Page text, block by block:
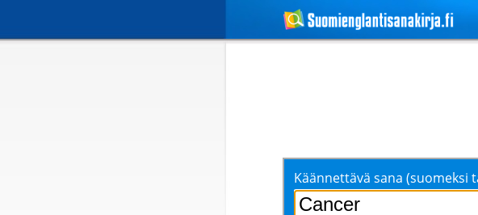
Käännettävä sana (suomeksi